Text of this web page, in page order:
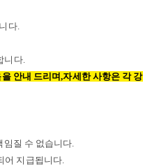
다.
니다.
안내 드리며,자세한 사항은 각
임질 수 없습니다.
어 지급됩니다.